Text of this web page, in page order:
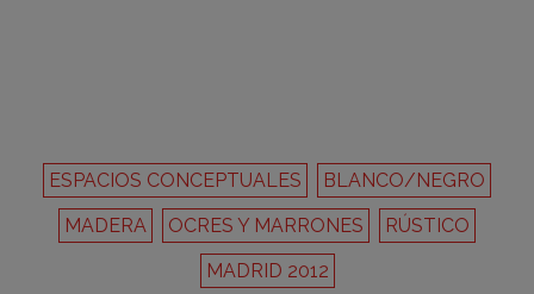
ESPACIOS CONCEPTUALES
BLANCO/NEGRO
MADERA
OCRES Y MARRONES
RÚSTICO
MADRID 2012